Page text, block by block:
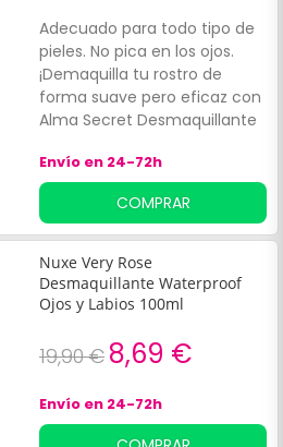
glicirretínico, un agente
antiinflamatorio y antibiótico
con propiedades calmantes,
contribuye a calmar e
hidratar la piel de forma
Adecuado para todo tipo de
pieles. No pica en los ojos.
¡Demaquilla tu rostro de
forma suave pero eficaz con
Alma Secret Desmaquillante
Aciano y Jojoba 150 ml!*Sin
parabenos.
Envío en 24-72h
COMPRAR
Nuxe Very Rose
Desmaquillante Waterproof
Ojos y Labios 100ml
19,90 € 8,69 €
Envío en 24-72h